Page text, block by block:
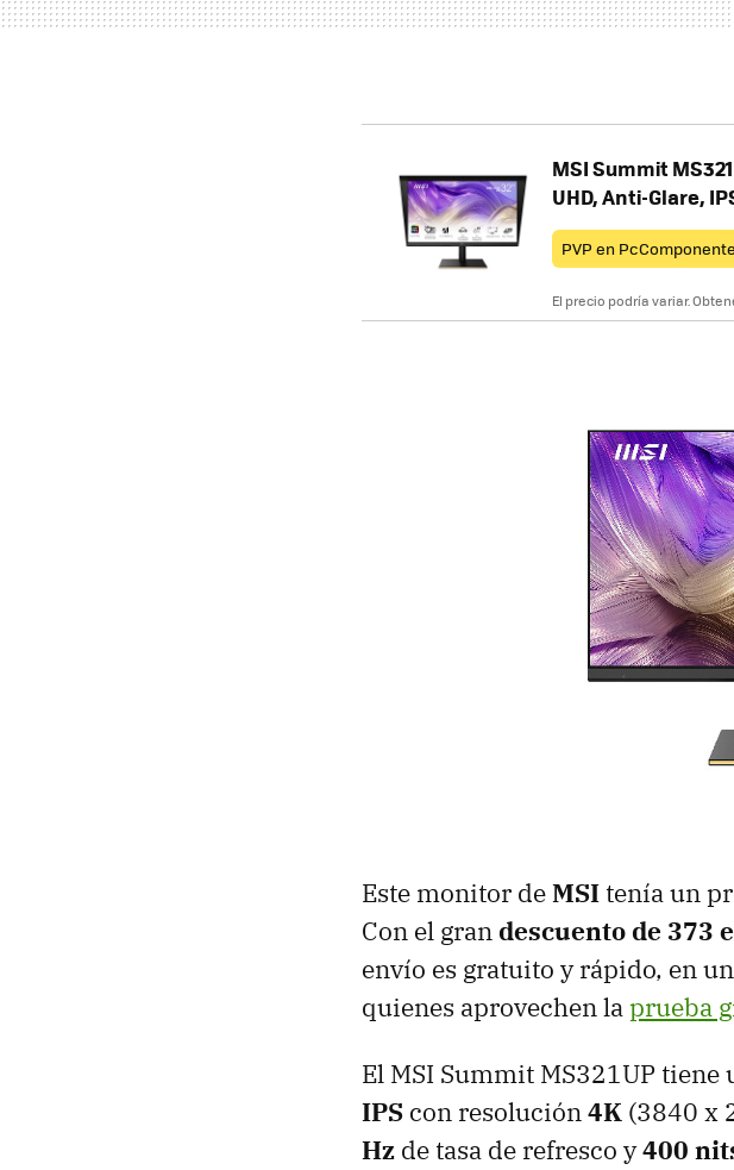
MSI Summit
UHD, Anti-Glare,
PVP en
El precio podría variar.
Este monitor deMSI tenía un
Con el grandescuento de 373
envío es gratuito y rápido, en
quienes aprovechen laprueba
El MSI Summit MS321UP tiene
IPS con resolución4K (3840 x
Hz de tasa de refresco y400